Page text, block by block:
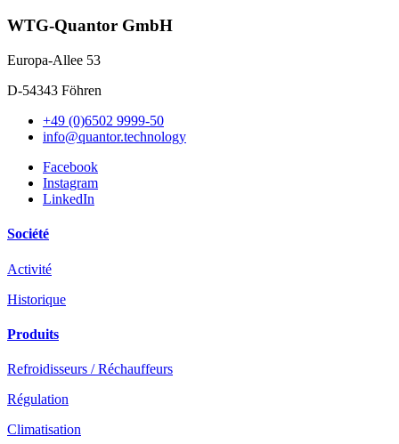
WTG-Quantor GmbH
Europa-Allee 53
D-54343 Föhren
+49 (0)6502 9999-50
info@quantor.technology
Facebook
Instagram
LinkedIn
Société
Activité
Historique
Produits
Refroidisseurs / Réchauffeurs
Régulation
Climatisation